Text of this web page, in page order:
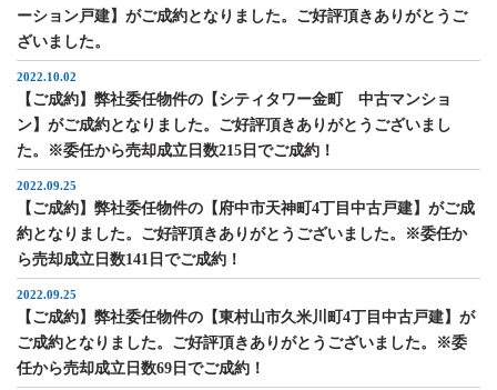
ーション戸建】がご成約となりました。ご好評頂きありがとうご
ざいました。
2022.10.02
【ご成約】弊社委任物件の【シティタワー金町 中古マンショ
ン】がご成約となりました。ご好評頂きありがとうございまし
た。※委任から売却成立日数215日でご成約！
2022.09.25
【ご成約】弊社委任物件の【府中市天神町4丁目中古戸建】がご成
約となりました。ご好評頂きありがとうございました。※委任か
ら売却成立日数141日でご成約！
2022.09.25
【ご成約】弊社委任物件の【東村山市久米川町4丁目中古戸建】が
ご成約となりました。ご好評頂きありがとうございました。※委
任から売却成立日数69日でご成約！